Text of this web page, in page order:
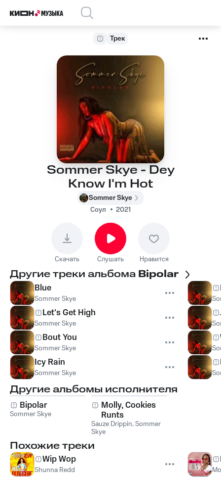
Трек
Sommer Skye - Dey
Know I'm Hot
Sommer Skye
Соул
2021
Скачать Слушать Нравится
Другие треки альбома Bipolar
Blue
Sommer Skye
Let's Get High
Sommer Skye
Bout You
Sommer Skye
Icy Rain
Sommer Skye
Другие альбомы исполнителя
Bipolar
Sommer Skye
Molly, Cookies
Runts
Sauze Drippin,Sommer
Skye
Похожие треки
Wip Wop
Shunna Redd